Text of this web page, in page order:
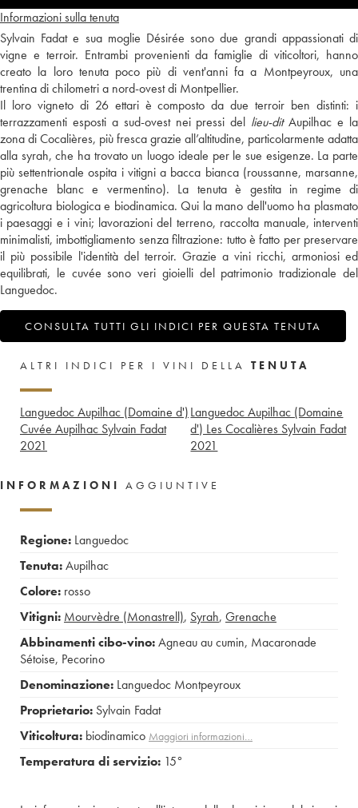
Informazioni sulla tenuta
Sylvain Fadat e sua moglie Désirée sono due grandi appassionati di
vigne e terroir. Entrambi provenienti da famiglie di viticoltori, hanno
creato la loro tenuta poco più di vent'anni fa a Montpeyroux, una
trentina di chilometri a nord-ovest di Montpellier.
Il loro vigneto di 26 ettari è composto da due terroir ben distinti: i
terrazzamenti esposti a sud-ovest nei pressi del lieu-ditAupilhac e la
zona di Cocalières, più fresca grazie all’altitudine, particolarmente adatta
alla syrah, che ha trovato un luogo ideale per le sue esigenze. La parte
più settentrionale ospita i vitigni a bacca bianca (roussanne, marsanne,
grenache blanc e vermentino). La tenuta è gestita in regime di
agricoltura biologica e biodinamica. Qui la mano dell'uomo ha plasmato
i paesaggi e i vini; lavorazioni del terreno, raccolta manuale, interventi
minimalisti, imbottigliamento senza filtrazione: tutto è fatto per preservare
il più possibile l'identità del terroir. Grazie a vini ricchi, armoniosi ed
equilibrati, le cuvée sono veri gioielli del patrimonio tradizionale del
Languedoc.
CONSULTA TUTTI GLI INDICI PER QUESTA TENUTA
ALTRI INDICI PER I VINI DELLA TENUTA
Languedoc Aupilhac (Domaine d')
Cuvée Aupilhac Sylvain Fadat
2021
Languedoc Aupilhac (Domaine
d') Les Cocalières Sylvain Fadat
2021
INFORMAZIONI AGGIUNTIVE
Regione: Languedoc
Tenuta:Aupilhac
Colore: rosso
Vitigni: Mourvèdre (Monastrell), Syrah, Grenache
Abbinamenti cibo-vino:Agneau au cumin, Macaronade
Sétoise, Pecorino
Denominazione: Languedoc Montpeyroux
Proprietario: Sylvain Fadat
Viticoltura: biodinamico Maggiori informazioni…
Temperatura di servizio: 15°